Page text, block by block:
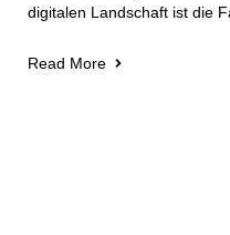
digitalen Landschaft ist die
Read More